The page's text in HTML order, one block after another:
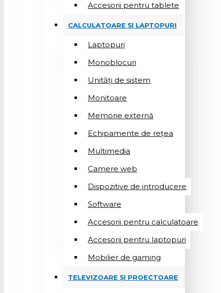
Accesorii pentru tablete
CALCULATOARE ȘI LAPTOPURI
Laptopuri
Monoblocuri
Unități de sistem
Monitoare
Memorie externă
Echipamente de rețea
Multimedia
Camere web
Dispozitive de introducere
Software
Accesorii pentru calculatoare
Accesorii pentru laptopuri
Mobilier de gaming
TELEVIZOARE ȘI PROECTOARE